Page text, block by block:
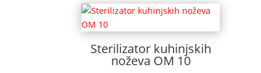
Sterilizator kuhinjskih
noževa OM 10